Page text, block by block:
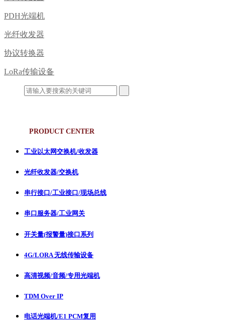
PDH光端机
光纤收发器
协议转换器
LoRa传输设备
PRODUCT CENTER
工业以太网交换机/收发器
光纤收发器/交换机
串行接口/工业接口/现场总线
串口服务器/工业网关
开关量(报警量)接口系列
4G/LORA 无线传输设备
高清视频/音频/专用光端机
TDM Over IP
电话光端机/E1 PCM复用